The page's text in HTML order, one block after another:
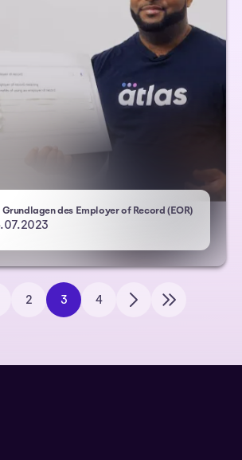
des Employer of Record (EOR)- Atlas
2 3 4